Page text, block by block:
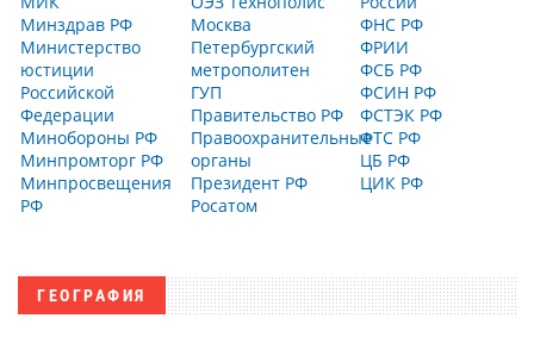
Минздрав РФ
Министерство
юстиции
Российской
Федерации
Минобороны РФ
Минпромторг РФ
Минпросвещения
РФ
Москва
Петербургский
метрополитен
ГУП
Правительство РФ
Правоохранительные
органы
Президент РФ
Росатом
ФНС РФ
ФРИИ
ФСБ РФ
ФСИН РФ
ФСТЭК РФ
ФТС РФ
ЦБ РФ
ЦИК РФ
ГЕОГРАФИЯ